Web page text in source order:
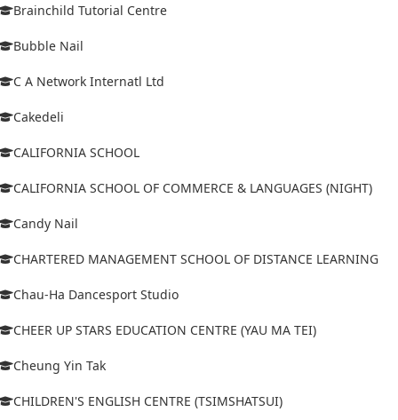
Brainchild Tutorial Centre
Bubble Nail
C A Network Internatl Ltd
Cakedeli
CALIFORNIA SCHOOL
CALIFORNIA SCHOOL OF COMMERCE & LANGUAGES (NIGHT)
Candy Nail
CHARTERED MANAGEMENT SCHOOL OF DISTANCE LEARNING
Chau-Ha Dancesport Studio
CHEER UP STARS EDUCATION CENTRE (YAU MA TEI)
Cheung Yin Tak
CHILDREN'S ENGLISH CENTRE (TSIMSHATSUI)